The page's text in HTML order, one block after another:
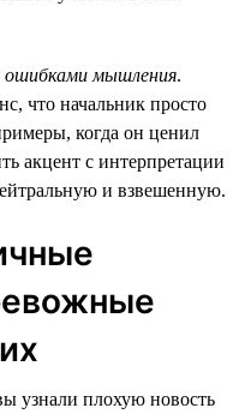
ошибками мышления.
что начальник просто
когда он ценил
акцент с интерпретации
и взвешенную.
узнали плохую новость